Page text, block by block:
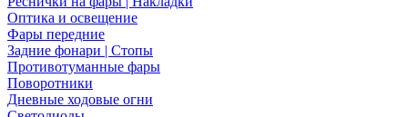
Оптика и освещение
Фары передние
Задние фонари | Стопы
Противотуманные фары
Поворотники
Дневные ходовые огни